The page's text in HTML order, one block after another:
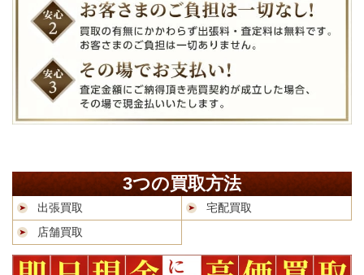
3つの買取方法
出張買取
宅配買取
店舗買取